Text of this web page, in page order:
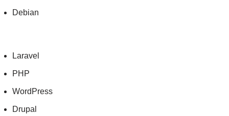
Debian
Laravel
PHP
WordPress
Drupal